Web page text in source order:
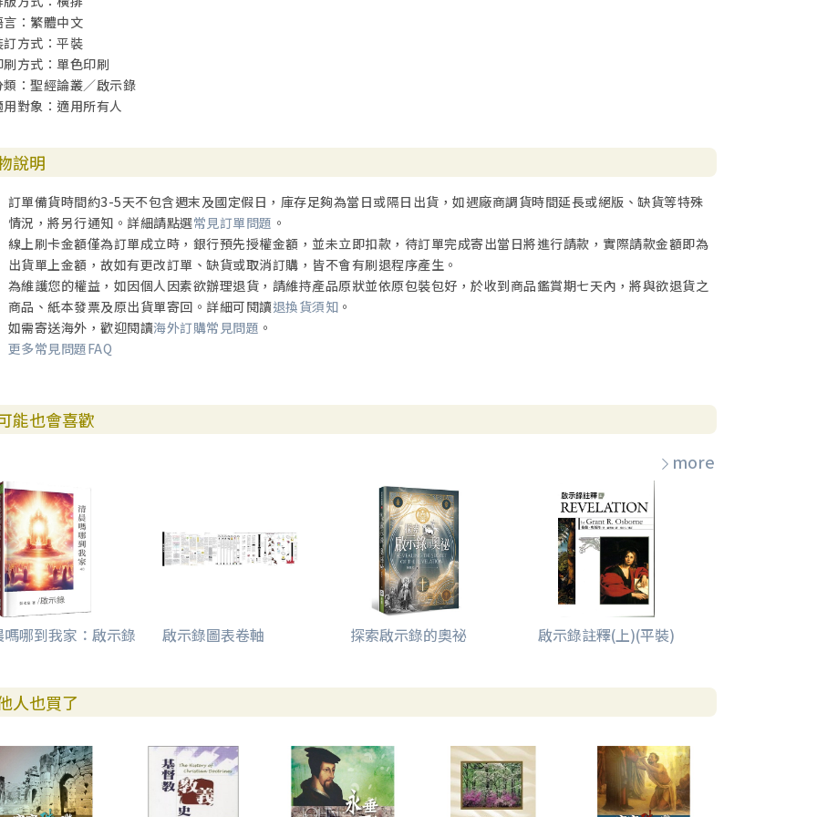
言：繁體中文
訂方式：平裝
刷方式：單色印刷
類：聖經論叢／啟示錄
用對象：適用所有人
說明
訂單備貨時間約3-5天不包含週末及國定假日，庫存足夠為當日或隔日出貨，如遇廠商調貨時間延長或絕版、缺貨等特殊
情況，將另行通知。詳細請點選常見訂單問題 。
線上刷卡金額僅為訂單成立時，銀行預先授權金額，並未立即扣款，待訂單完成寄出當日將進行請款，實際請款金額即為
出貨單上金額，故如有更改訂單、缺貨或取消訂購，皆不會有刷退程序產生。
為維護您的權益，如因個人因素欲辦理退貨，請維持產品原狀並依原包裝包好，於收到商品鑑賞期七天內，將與欲退貨之
商品、紙本發票及原出貨單寄回。詳細可閱讀退換貨須知 。
如需寄送海外，歡迎閱讀海外訂購常見問題 。
更多常見問題FAQ
能也會喜歡
more
嗎哪到我家：啟示錄 啟示錄圖表卷軸 探索啟示錄的奧祕 啟示錄註釋(上)(平裝)
人也買了